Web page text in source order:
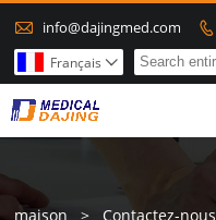
 info@dajingmed.com 
Français 
maison > Contactez-nous